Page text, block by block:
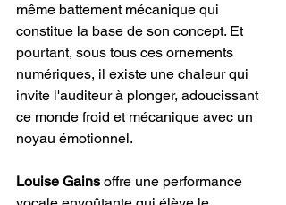
même battement mécanique qui
constitue la base de son concept. Et
pourtant, sous tous ces ornements
numériques, il existe une chaleur qui
invite l'auditeur à plonger, adoucissant
ce monde froid et mécanique avec un
noyau émotionnel.
Louise Gains offre une performance